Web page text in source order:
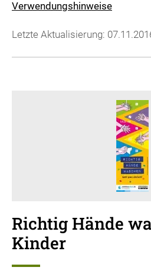
Verwendungshinweise
Letzte Aktualisierung:
Richtig Hände
Kinder